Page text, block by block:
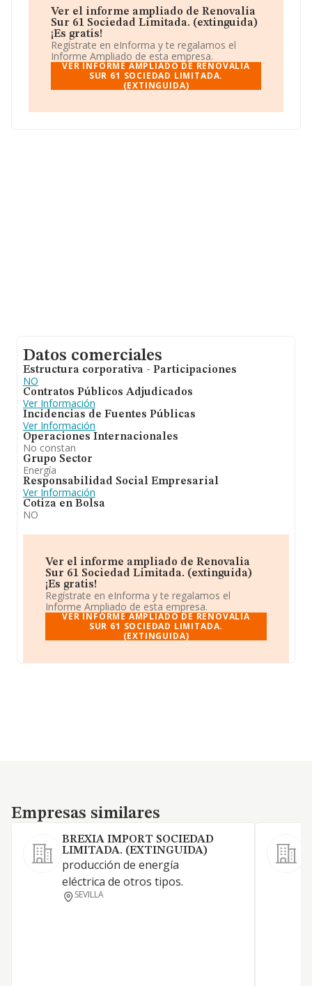
En relación con el sector y disponiendo de los datos de
hasta 46.044 empresas, a nivel nacional la facturación
asciende a 23.269 millones de euros y se calcula un
promedio de facturación de 505 mil euros entre todas
las compañías. Respecto a la información de la
provincia (hablamos de Sevilla), en la base de datos
INFORMA constan 3329 empresas, cuyas ventas han
fin de ampliar la información relativa al ámbito de la
Ver el informe ampliado de Renovalia
Sur 61 Sociedad Limitada. (extinguida)
¡Es gratis!
Regístrate en eInforma y te regalamos el
Informe Ampliado de esta empresa.
VER INFORME AMPLIADO DE RENOVALIA
SUR 61 SOCIEDAD LIMITADA.
(EXTINGUIDA)
Datos comerciales
Estructura corporativa - Participaciones
NO
Contratos Públicos Adjudicados
Ver Información
Incidencias de Fuentes Públicas
Ver Información
Operaciones Internacionales
No constan
Grupo Sector
Energía
Responsabilidad Social Empresarial
Ver Información
Cotiza en Bolsa
NO
Ver el informe ampliado de Renovalia
Sur 61 Sociedad Limitada. (extinguida)
¡Es gratis!
Regístrate en eInforma y te regalamos el
Informe Ampliado de esta empresa.
VER INFORME AMPLIADO DE RENOVALIA
SUR 61 SOCIEDAD LIMITADA.
(EXTINGUIDA)
Empresas similares
Empresas similares
BREXIA IMPORT SOCIEDAD
LIMITADA. (EXTINGUIDA)
producción de energía
eléctrica de otros tipos.
SEVILLA